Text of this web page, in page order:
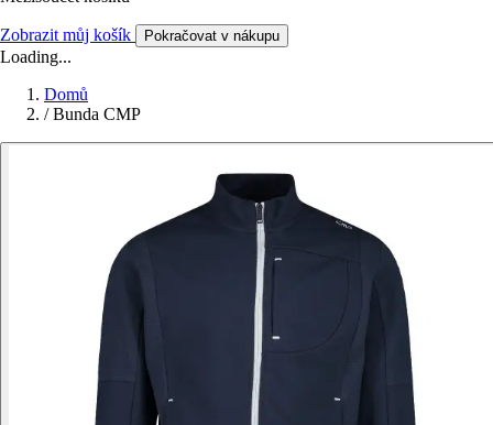
Zobrazit můj košík Pokračovat v nákupu
Loading...
Domů
/ Bunda CMP